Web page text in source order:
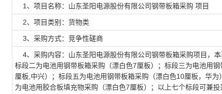
1、项目名称：山东圣阳电源股份有限公司钢带板箱采购 项目
2、项目类别：货物类
3、采购方式：竞争性磋商
4、采购内容：山东圣阳电源股份有限公司钢带板箱采购项目，
标段二为电池用钢带板箱采购（漂白色7厘板）；标段三为电池用
厘板,中兴）；标段五为电池用钢带板箱采购（漂白色10厘板，华
为电池用胶合板填充物采购（漂白色7厘板）；以上七个标段可兼